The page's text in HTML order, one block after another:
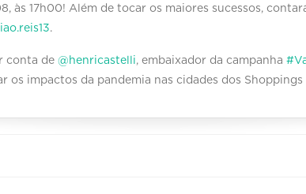
às 17h00! Além de tocar os maiores sucessos,
.
conta de @henricastelli, embaixador da campanha
os impactos da pandemia nas cidades dos Shoppings